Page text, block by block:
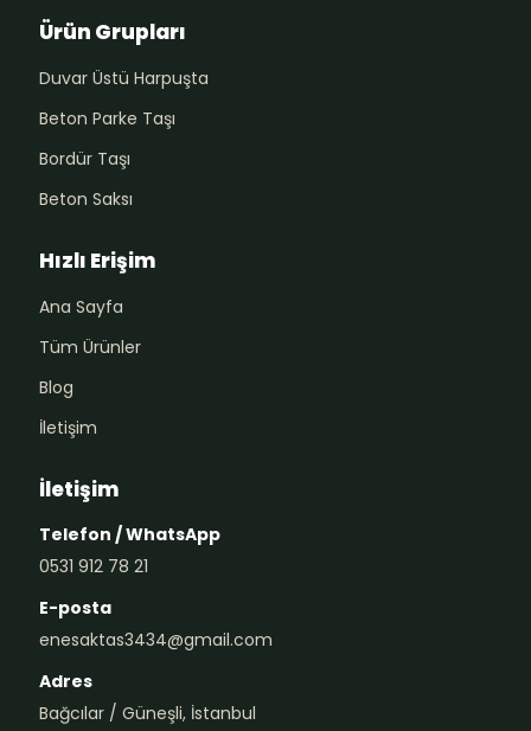
Ürün Grupları
Duvar Üstü Harpuşta
Beton Parke Taşı
Bordür Taşı
Beton Saksı
Hızlı Erişim
Ana Sayfa
Tüm Ürünler
Blog
İletişim
İletişim
Telefon / WhatsApp
0531 912 78 21
E-posta
enesaktas3434@gmail.com
Adres
Bağcılar / Güneşli, İstanbul